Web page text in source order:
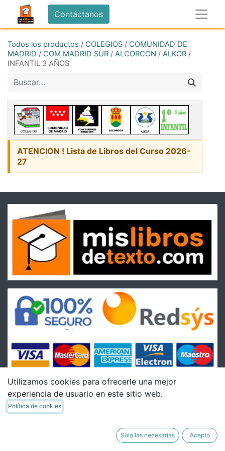
Contáctanos
Todos los productos / COLEGIOS / COMUNIDAD DE
MADRID / COM.MADRID SUR / ALCORCON / ALKOR /
INFANTIL 3 AÑOS
ATENCION ! Lista de Libros del Curso 2026-
27
Condiciones
Utilizamos cookies para ofrecerle una mejor
experiencia de usuario en este sitio web.
Política de cookies
Solo las necesarias Acepto